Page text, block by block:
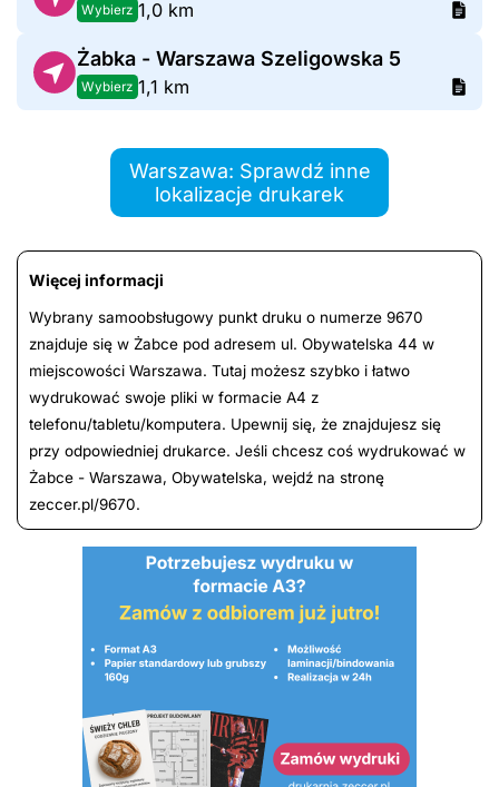
Wybierz 1,0 km
Żabka - Warszawa Szeligowska 5
Wybierz 1,1 km
Warszawa: Sprawdź inne
lokalizacje drukarek
Więcej informacji
Wybrany samoobsługowy punkt druku o numerze 9670
znajduje się w Żabce pod adresem ul. Obywatelska 44 w
miejscowości Warszawa. Tutaj możesz szybko i łatwo
wydrukować swoje pliki w formacie A4 z
telefonu/tabletu/komputera. Upewnij się, że znajdujesz się
przy odpowiedniej drukarce. Jeśli chcesz coś wydrukować w
Żabce - Warszawa, Obywatelska, wejdź na stronę
zeccer.pl/9670.